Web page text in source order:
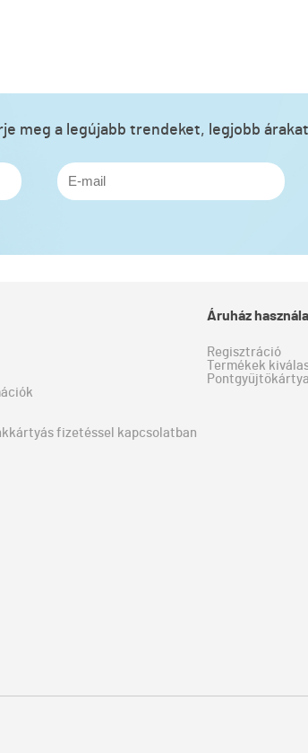
meg a legújabb trendeket, legjobb
fizetéssel kapcsolatban
Áruház
Regisztráció
Termékek
Pontgyűjtőkártya